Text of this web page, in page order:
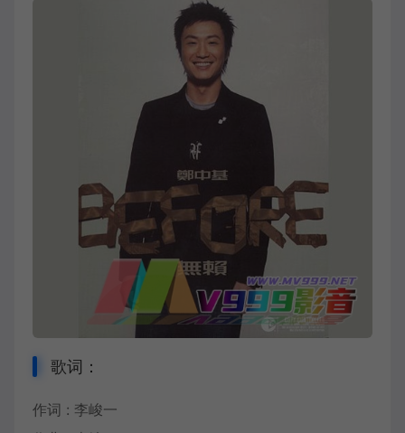
歌词：
作词 : 李峻一